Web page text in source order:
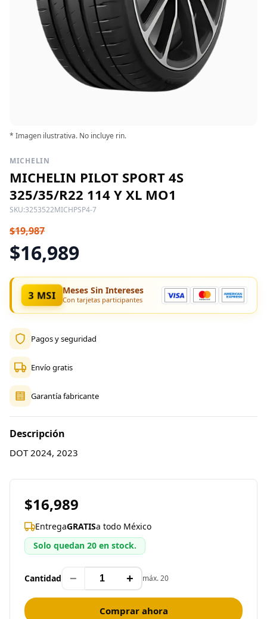
* Imagen ilustrativa. No incluye rin.
MICHELIN
MICHELIN PILOT SPORT 4S
325/35/R22 114 Y XL MO1
SKU:3253522MICHPSP4-7
$19,987
$16,989
3 MSI Meses Sin Intereses
Con tarjetas participantes
Pagos y seguridad
Envío gratis
Garantía fabricante
Descripción
DOT 2024, 2023
$16,989
EntregaGRATISa todo México
Solo quedan 20 en stock.
Cantidad − + máx. 20
Comprar ahora